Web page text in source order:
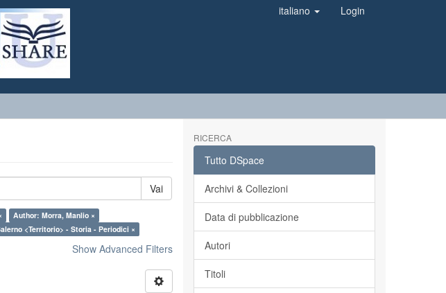
italiano Login
Vai
Author: Morra, Manlio ×
<Territorio> - Storia - Periodici ×
Show Advanced Filters
RICERCA
Tutto DSpace
Archivi & Collezioni
Data di pubblicazione
Autori
Titoli